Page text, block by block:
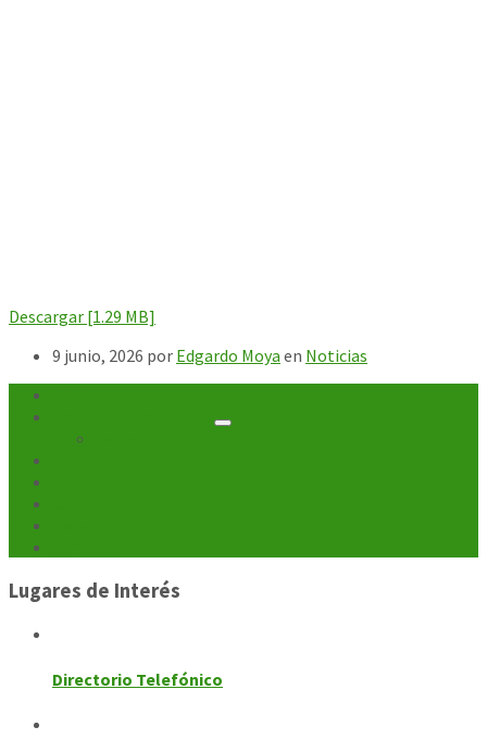
Descargar [1.29 MB]
9 junio, 2026 por Edgardo Moya en Noticias
Lugares de Interés
Directorio Telefónico